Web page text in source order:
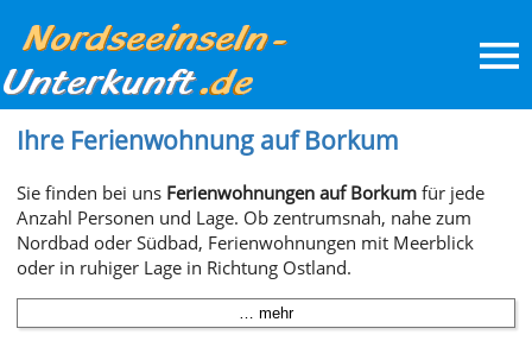
Ihre Ferienwohnung auf Borkum
Sie finden bei uns Ferienwohnungen auf Borkum für jede
Anzahl Personen und Lage. Ob zentrumsnah, nahe zum
Nordbad oder Südbad, Ferienwohnungen mit Meerblick
oder in ruhiger Lage in Richtung Ostland.
… mehr